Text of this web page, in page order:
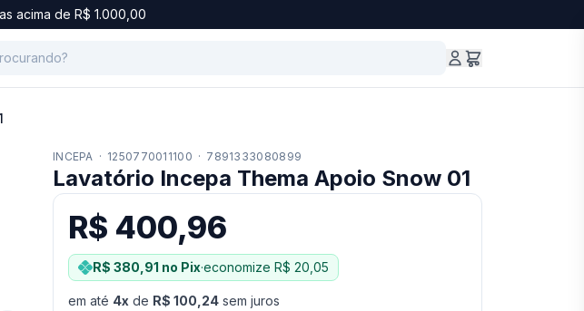
acima de R$ 1.000,00
INCEPA · 1250770011100 · 7891333080899
Lavatório Incepa Thema Apoio Snow 01
R$ 400,96
R$ 380,91 no Pix·economize R$ 20,05
em até 4x de R$ 100,24sem juros